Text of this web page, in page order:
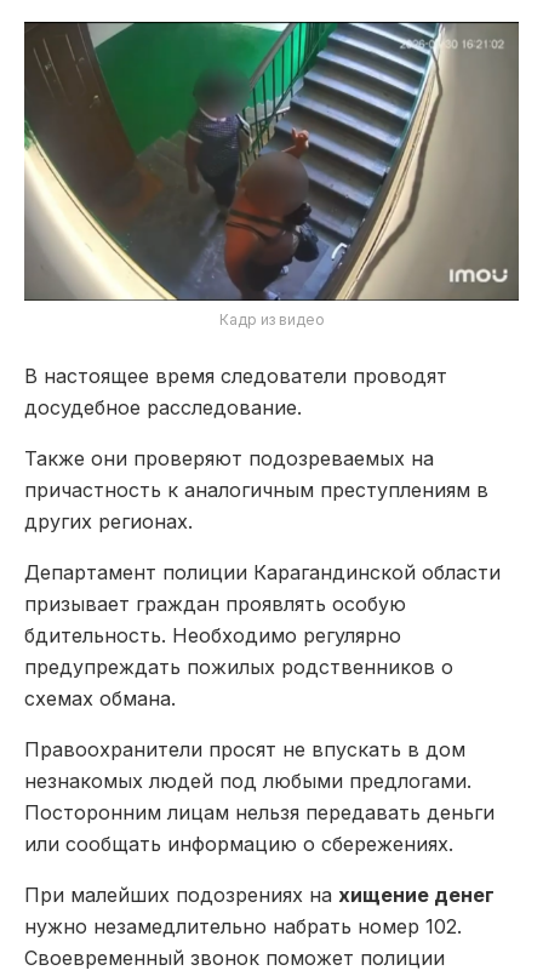
Кадр из видео
В настоящее время следователи проводят
досудебное расследование.
Также они проверяют подозреваемых на
причастность к аналогичным преступлениям в
других регионах.
Департамент полиции Карагандинской области
призывает граждан проявлять особую
бдительность. Необходимо регулярно
предупреждать пожилых родственников о
схемах обмана.
Правоохранители просят не впускать в дом
незнакомых людей под любыми предлогами.
Посторонним лицам нельзя передавать деньги
или сообщать информацию о сбережениях.
При малейших подозрениях на хищение денег
нужно незамедлительно набрать номер 102.
Своевременный звонок поможет полиции